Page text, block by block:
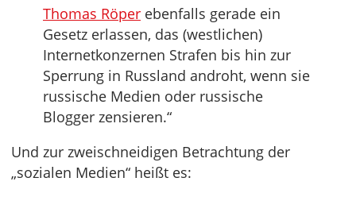
Thomas Röper ebenfalls gerade ein
Gesetz erlassen, das (westlichen)
Internetkonzernen Strafen bis hin zur
Sperrung in Russland androht, wenn sie
russische Medien oder russische
Blogger zensieren.“
Und zur zweischneidigen Betrachtung der
„sozialen Medien“ heißt es: